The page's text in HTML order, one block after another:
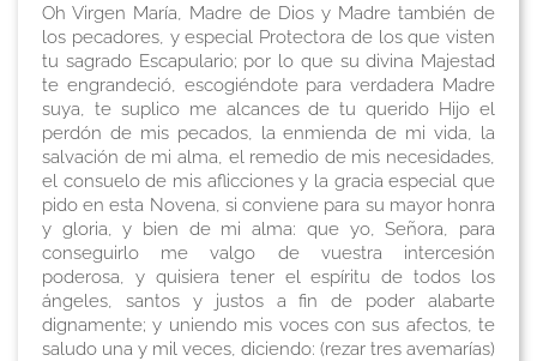
Oh Virgen María, Madre de Dios y Madre también de
los pecadores, y especial Protectora de los que visten
tu sagrado Escapulario; por lo que su divina Majestad
te engrandeció, escogiéndote para verdadera Madre
suya, te suplico me alcances de tu querido Hijo el
perdón de mis pecados, la enmienda de mi vida, la
salvación de mi alma, el remedio de mis necesidades,
el consuelo de mis aflicciones y la gracia especial que
pido en esta Novena, si conviene para su mayor honra
y gloria, y bien de mi alma: que yo, Señora, para
conseguirlo me valgo de vuestra intercesión
poderosa, y quisiera tener el espíritu de todos los
ángeles, santos y justos a fin de poder alabarte
dignamente; y uniendo mis voces con sus afectos, te
saludo una y mil veces, diciendo: (rezar tres avemarías)